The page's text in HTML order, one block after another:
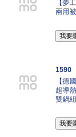
【夢
兩用
1590
【德
超導
雙鍋